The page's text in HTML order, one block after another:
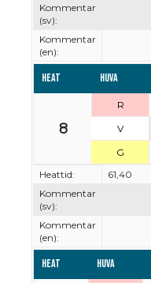
Kommentar
(sv):
Kommentar
(en):
Heat Huva
8
R
V
G
Heattid:
61,40
Kommentar
(sv):
Kommentar
(en):
Heat Huva